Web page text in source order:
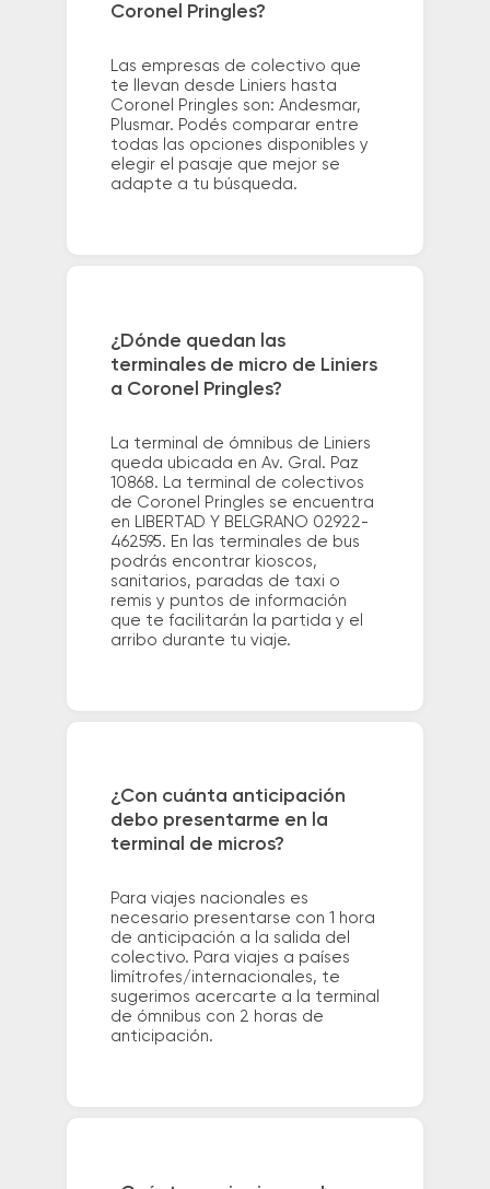
Coronel Pringles?
Las empresas de colectivo que
te llevan desde Liniers hasta
Coronel Pringles son: Andesmar,
Plusmar. Podés comparar entre
todas las opciones disponibles y
elegir el pasaje que mejor se
adapte a tu búsqueda.
¿Dónde quedan las
terminales de micro de Liniers
a Coronel Pringles?
La terminal de ómnibus de Liniers
queda ubicada en Av. Gral. Paz
10868. La terminal de colectivos
de Coronel Pringles se encuentra
en LIBERTAD Y BELGRANO 02922-
462595. En las terminales de bus
podrás encontrar kioscos,
sanitarios, paradas de taxi o
remis y puntos de información
que te facilitarán la partida y el
arribo durante tu viaje.
¿Con cuánta anticipación
debo presentarme en la
terminal de micros?
Para viajes nacionales es
necesario presentarse con 1 hora
de anticipación a la salida del
colectivo. Para viajes a países
limítrofes/internacionales, te
sugerimos acercarte a la terminal
de ómnibus con 2 horas de
anticipación.